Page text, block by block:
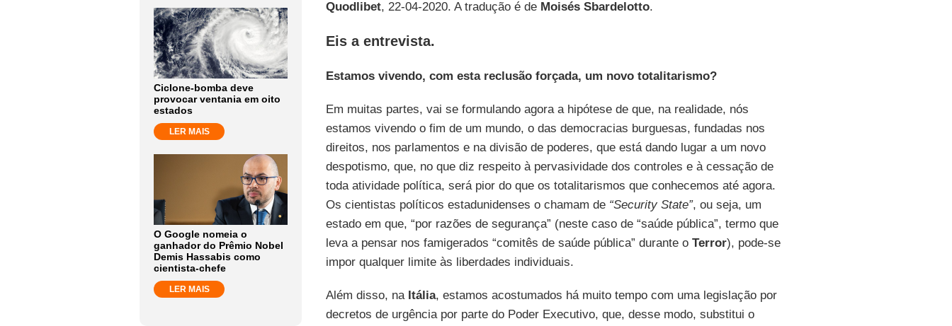
Ciclone-bomba deve
provocar ventania em oito
estados
LER MAIS
O Google nomeia o
ganhador do Prêmio Nobel
Demis Hassabis como
cientista-chefe
LER MAIS
Quodlibet, 22-04-2020. A tradução é de Moisés Sbardelotto.
Eis a entrevista.
Estamos vivendo, com esta reclusão forçada, um novo totalitarismo?
Em muitas partes, vai se formulando agora a hipótese de que, na realidade, nós
estamos vivendo o fim de um mundo, o das democracias burguesas, fundadas nos
direitos, nos parlamentos e na divisão de poderes, que está dando lugar a um novo
despotismo, que, no que diz respeito à pervasividade dos controles e à cessação de
toda atividade política, será pior do que os totalitarismos que conhecemos até agora.
Os cientistas políticos estadunidenses o chamam de “Security State”, ou seja, um
estado em que, “por razões de segurança” (neste caso de “saúde pública”, termo que
leva a pensar nos famigerados “comitês de saúde pública” durante o Terror), pode-se
impor qualquer limite às liberdades individuais.
Além disso, na Itália, estamos acostumados há muito tempo com uma legislação por
decretos de urgência por parte do Poder Executivo, que, desse modo, substitui o